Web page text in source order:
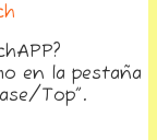
en la pestaña
Top”.